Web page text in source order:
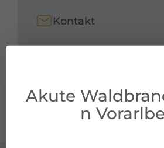
Kontakt
Akute
n